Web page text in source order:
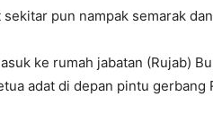
sekitar pun nampak semarak
ke rumah jabatan (Rujab)
adat di depan pintu